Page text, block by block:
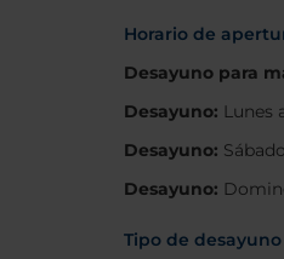
Horario de
Desayuno para
Desayuno: Lunes
Desayuno:
Desayuno:
Tipo de desayuno